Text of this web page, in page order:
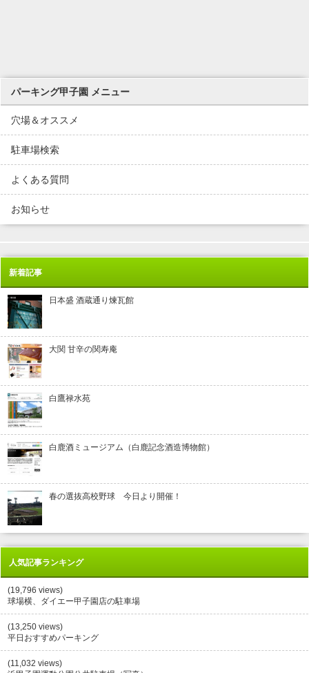
パーキング甲子園 メニュー
穴場＆オススメ
駐車場検索
よくある質問
お知らせ
新着記事
日本盛 酒蔵通り煉瓦館
大関 甘辛の関寿庵
白鷹禄水苑
白鹿酒ミュージアム（白鹿記念酒造博物館）
春の選抜高校野球 今日より開催！
人気記事ランキング
(19,796 views)
球場横、ダイエー甲子園店の駐車場
(13,250 views)
平日おすすめパーキング
(11,032 views)